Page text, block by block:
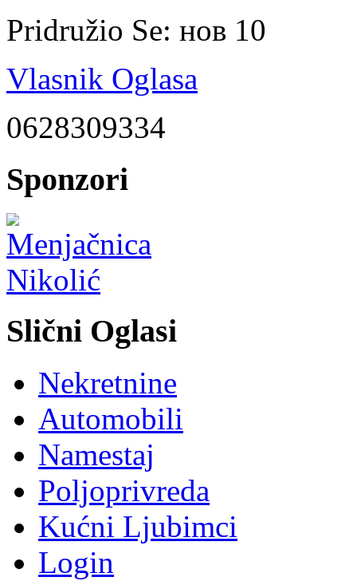
Pridružio Se: нов 10
Vlasnik Oglasa
0628309334
Sponzori
Slični Oglasi
Nekretnine
Automobili
Namestaj
Poljoprivreda
Kućni Ljubimci
Login